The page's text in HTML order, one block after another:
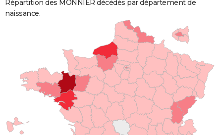
Répartition des MONNIER décédés par département de
naissance.